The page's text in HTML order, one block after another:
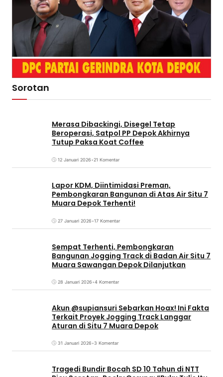
Sorotan
Merasa Dibackingi, Disegel Tetap
Beroperasi, Satpol PP Depok Akhirnya
Tutup Paksa Koat Coffee
12 Januari 2026•21 Komentar
Lapor KDM, Diintimidasi Preman,
Pembongkaran Bangunan di Atas Air Situ 7
Muara Depok Terhenti!
27 Januari 2026•17 Komentar
Sempat Terhenti, Pembongkaran
Bangunan Jogging Track di Badan Air Situ 7
Muara Sawangan Depok Dilanjutkan
28 Januari 2026•4 Komentar
Akun @supiansuri Sebarkan Hoax! Ini Fakta
Terkait Proyek Jogging Track Langgar
Aturan di Situ 7 Muara Depok
31 Januari 2026•3 Komentar
Tragedi Bundir Bocah SD 10 Tahun di NTT